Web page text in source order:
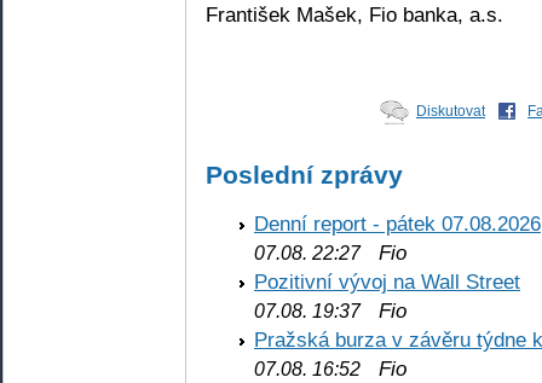
František Mašek, Fio banka, a.s.
Diskutovat
Poslední zprávy
Denní report - pátek 07.08.2026
07.08. 22:27Fio
Pozitivní vývoj na Wall Street
07.08. 19:37Fio
Pražská burza v závěru týdne
07.08. 16:52 Fio